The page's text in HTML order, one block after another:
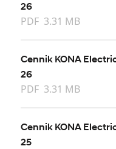
26
PDF 3.31 MB
Cennik KONA
26
PDF 3.31 MB
Cennik KONA
25